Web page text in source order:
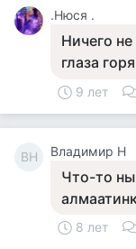
.Нюся .
Ничего
глаза
9 лет
ВН Владимир Н
Что-то
8 лет